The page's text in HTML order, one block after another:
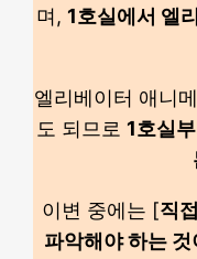
며, 1호실에서 엘
엘리베이터 애니
도 되므로 1호실
이변 중에는 [직
파악해야 하는 것